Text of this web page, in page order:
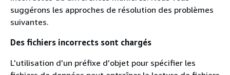
suggérons les approches de résolution des problèmes
suivantes.
Des fichiers incorrects sont chargés
L’utilisation d’un préfixe d’objet pour spécifier les